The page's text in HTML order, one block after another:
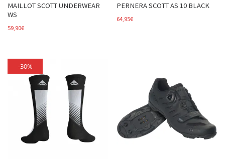
MAILLOT SCOTT UNDERWEAR
WS
59,90€
PERNERA SCOTT AS 10 BLACK
64,95€
-30%